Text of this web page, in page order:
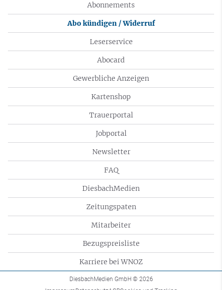
Abonnements
Abo kündigen / Widerruf
Leserservice
Abocard
Gewerbliche Anzeigen
Kartenshop
Trauerportal
Jobportal
Newsletter
FAQ
DiesbachMedien
Zeitungspaten
Mitarbeiter
Bezugspreisliste
Karriere bei WNOZ
DiesbachMedien GmbH © 2026